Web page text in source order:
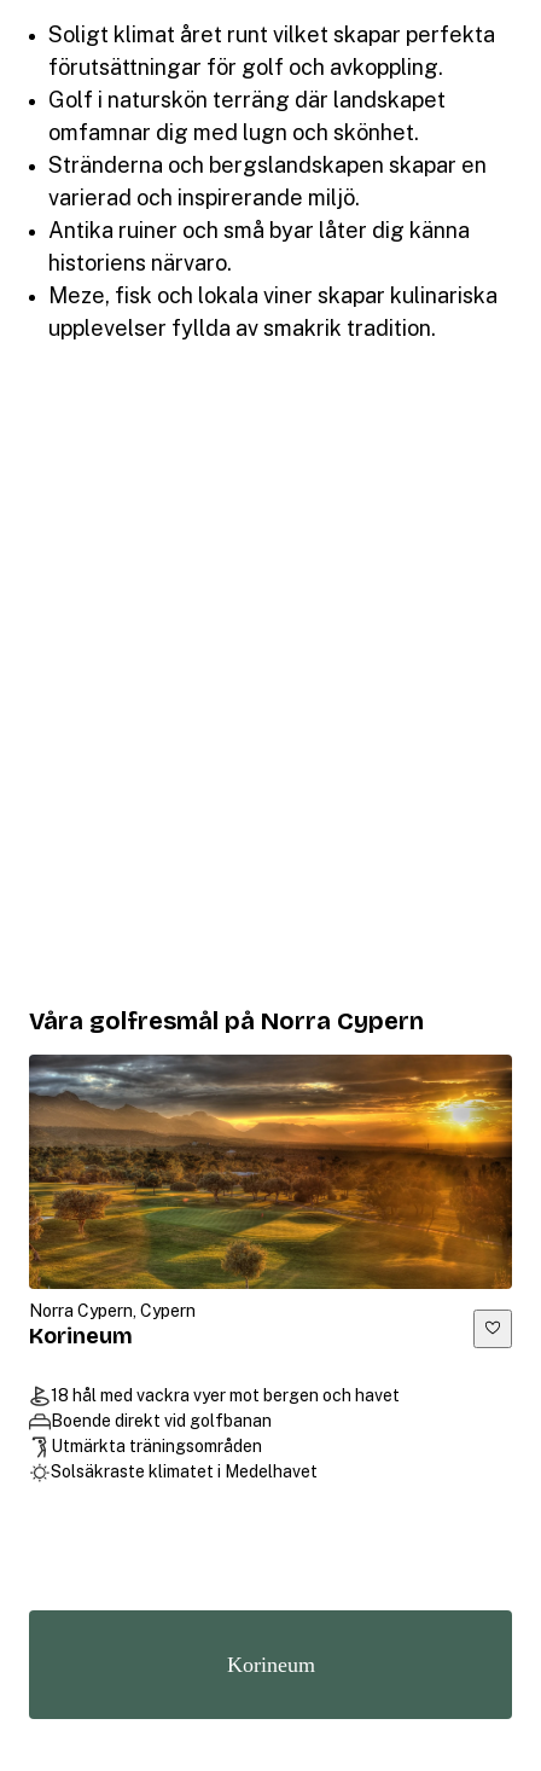
Soligt klimat året runt vilket skapar perfekta
förutsättningar för golf och avkoppling.
Golf i naturskön terräng där landskapet
omfamnar dig med lugn och skönhet.
Stränderna och bergslandskapen skapar en
varierad och inspirerande miljö.
Antika ruiner och små byar låter dig känna
historiens närvaro.
Meze, fisk och lokala viner skapar kulinariska
upplevelser fyllda av smakrik tradition.
Våra golfresmål på Norra Cypern
Norra Cypern, Cypern
Korineum
18 hål med vackra vyer mot bergen och havet
Boende direkt vid golfbanan
Utmärkta träningsområden
Solsäkraste klimatet i Medelhavet
Korineum